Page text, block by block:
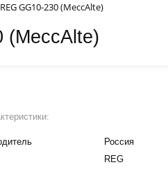
GG10-230 (MeccAlte)
(MeccAlte)
Россия
REG